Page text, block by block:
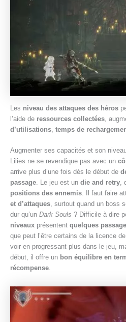
Les niveau des attaques des héros
l’aide de ressources collectées ,
d’utilisations temps de
Augmenter ses capacités et son
Lilies ne se revendique pas avec un
arrive plus d’une fois dès le début de
passage. Le jeu est un die and retry,
positions des ennemis. Il faut faire
et d’attaques, surtout quand un boss
dur qu’un Dark Souls ? Difficile à dire
niveaux présentent quelques
que peut l’être certains de la licence
voir en progressant plus dans le jeu,
début, il offre un bon équilibre en
récompense.